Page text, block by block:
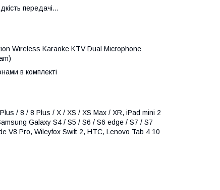
передачі...
Wireless Karaoke KTV Dual Microphone
в комплекті
/ 8 / 8 Plus / X / XS / XS Max / XR, iPad mini 2
Galaxy S4 / S5 / S6 / S6 edge / S7 / S7
V8 Pro, Wileyfox Swift 2, HTC, Lenovo Tab 4 10